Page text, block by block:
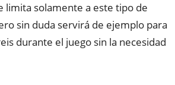
limita solamente a este tipo de
sin duda servirá de ejemplo para
durante el juego sin la necesidad